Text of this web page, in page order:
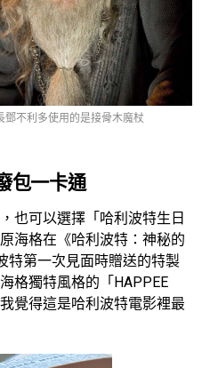
鄧不利多使用的是接骨木魔杖
包一卡通
也可以選擇「哈利波特生日
海格在《哈利波特：神秘的
特第一次見面時贈送的特製
格獨特風格的「HAPPEE
我覺得這是哈利波特電影裡最